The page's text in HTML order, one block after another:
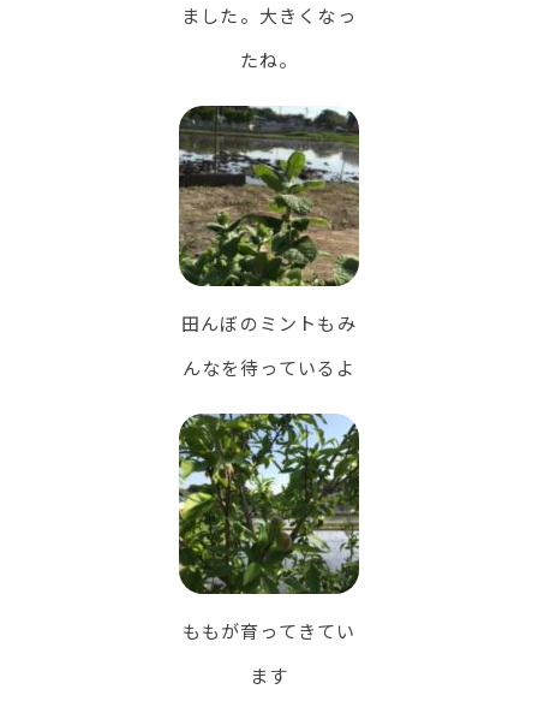
ました。大きくなっ
たね。
田んぼのミントもみ
んなを待っているよ
ももが育ってきてい
ます